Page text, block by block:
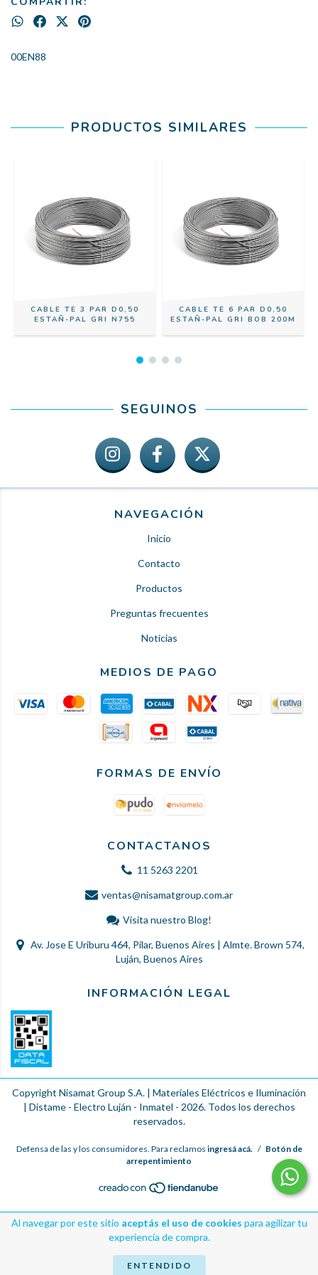
Al navegar por este sitio aceptás el uso de cookies para agilizar tu
experiencia de compra.
ENTENDIDO
00EN88
PRODUCTOS SIMILARES
CABLE TE 3 PAR D0,50
ESTAÑ-PAL GRI N755
CABLE TE 6 PAR D0,50
ESTAÑ-PAL GRI BOB 200M
SEGUINOS
NAVEGACIÓN
Inicio
Contacto
Productos
Preguntas frecuentes
Noticias
MEDIOS DE PAGO
FORMAS DE ENVÍO
CONTACTANOS
11 5263 2201
ventas@nisamatgroup.com.ar
Visita nuestro Blog!
Av. Jose E Uriburu 464, Pilar, Buenos Aires | Almte. Brown 574,
Luján, Buenos Aires
INFORMACIÓN LEGAL
Copyright Nisamat Group S.A. | Materiales Eléctricos e Iluminación
| Distame - Electro Luján - Inmatel - 2026. Todos los derechos
reservados.
Defensa de las y los consumidores. Para reclamos ingresá acá. / Botón de
arrepentimiento